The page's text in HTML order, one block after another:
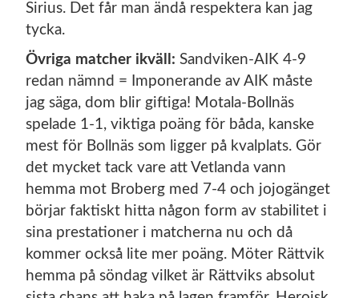
Sirius. Det får man ändå respektera kan jag
tycka.
Övriga matcher ikväll: Sandviken-AIK 4-9
redan nämnd = Imponerande av AIK måste
jag säga, dom blir giftiga! Motala-Bollnäs
spelade 1-1, viktiga poäng för båda, kanske
mest för Bollnäs som ligger på kvalplats. Gör
det mycket tack vare att Vetlanda vann
hemma mot Broberg med 7-4 och jojogänget
börjar faktiskt hitta någon form av stabilitet i
sina prestationer i matcherna nu och då
kommer också lite mer poäng. Möter Rättvik
hemma på söndag vilket är Rättviks absolut